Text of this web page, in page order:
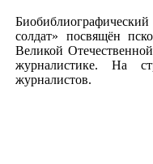
солдат» посвящён
Великой
журналистике. На
журналистов.